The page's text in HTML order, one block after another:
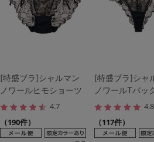
[特盛ブラ]シャルマン
ノワールヒモショーツ
4.7
（190件）
[特盛ブラ]シャ
ノワールTバッ
4.8
（117件）